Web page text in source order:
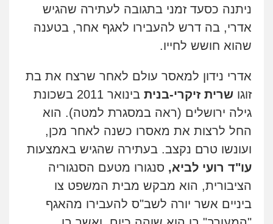
ניתנה כסעד זמני בתגובה לעתירה שהגיש
אדרי, בה דרש להעבירו לאגף אחר, בטענה
שהוא חושש לחייו.
אדרי נידון למאסר עולם לאחר שרצח את בת
זוגו שרית זיקרי-בנית
בינואר 2011 בשכונת
גילה ירושלים (ראה במסגרת למטה). הוא
החל לרצות את מאסרו כשנה לאחר מכן,
ועונשו טרם נקצב. בעתירה שהגיש באמצעות
עו"ד רועי לביא, סנגורו מטעם הסנגוריה
הציבורית, הוא מבקש מבית המשפט צו
ביניים אשר יורה לשב"ס להעבירו מהאגף